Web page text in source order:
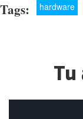
Tags: hardware
Tu